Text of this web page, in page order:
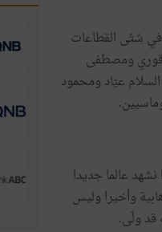
شتّى القطاعات
ومصطفى
عيّاد ومحمود
كوفيد 19 والحرب في أوكرانيا نشهد عالما جديدا
وأخيرا وليس
قد ولّى.